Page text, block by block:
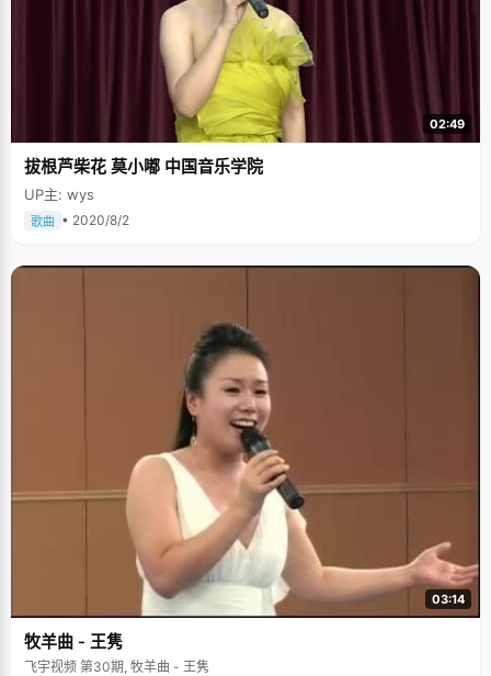
02:49
拔根芦柴花 莫小嘟 中国音乐学院
UP主: wys
歌曲 • 2020/8/2
03:14
牧羊曲 - 王隽
飞宇视频 第30期, 牧羊曲 - 王隽